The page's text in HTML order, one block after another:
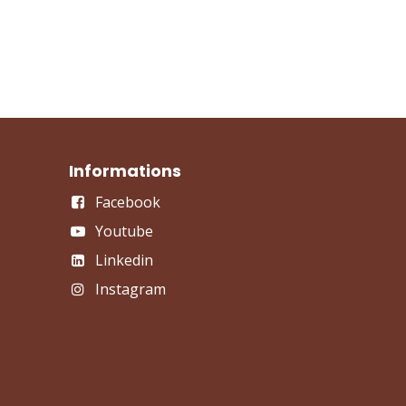
Informations
Facebook
Youtube
Linkedin
Instagram